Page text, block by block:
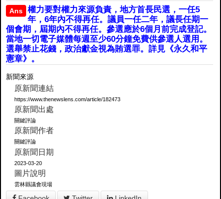
Ans
權力要對權力來源負責，地方首長民選，一任5
年，6年內不得再任。議員一任二年，議長任期一
個會期，屆期內不得再任。參選應於6個月前完成登記。
當地一切電子媒體每週至少60分鐘免費供參選人選用。
選舉禁止花錢，政治獻金視為賄選罪。詳見《永久和平
憲章》。
新聞來源
原新聞連結
https://www.thenewslens.com/article/182473
原新聞出處
關鍵評論
原新聞作者
關鍵評論
原新聞日期
2023-03-20
圖片說明
雲林縣議會現場